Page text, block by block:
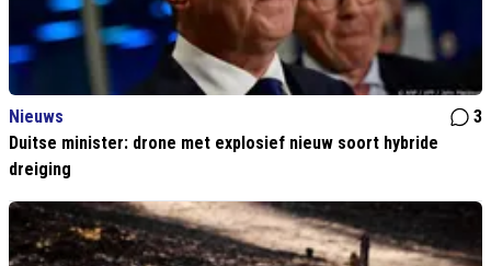
Nieuws
3
Duitse minister: drone met explosief nieuw soort hybride
dreiging